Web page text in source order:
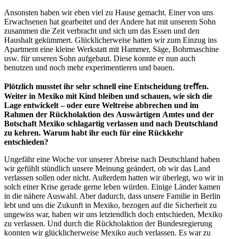
Ansonsten haben wir eben viel zu Hause gemacht. Einer von uns
Erwachsenen hat gearbeitet und der Andere hat mit unserem Sohn
zusammen die Zeit verbracht und sich um das Essen und den
Haushalt gekümmert. Glücklicherweise hatten wir zum Einzug ins
Apartment eine kleine Werkstatt mit Hammer, Säge, Bohrmaschine
usw. für unseren Sohn aufgebaut. Diese konnte er nun auch
benutzen und noch mehr experimentieren und bauen.
Plötzlich musstet ihr sehr schnell eine Entscheidung treﬀen.
Weiter in Mexiko mit Kind bleiben und schauen, wie sich die
Lage entwickelt – oder eure Weltreise abbrechen und im
Rahmen der Rückholaktion des Auswärtigen Amtes und der
Botschaft Mexiko schlagartig verlassen und nach Deutschland
zu kehren. Warum habt ihr euch für eine Rückkehr
entschieden?
Ungefähr eine Woche vor unserer Abreise nach Deutschland haben
wir gefühlt stündlich unsere Meinung geändert, ob wir das Land
verlassen sollen oder nicht. Außerdem hatten wir überlegt, wo wir in
solch einer Krise gerade gerne leben würden. Einige Länder kamen
in die nähere Auswahl. Aber dadurch, dass unsere Familie in Berlin
lebt und uns die Zukunft in Mexiko, bezogen auf die Sicherheit zu
ungewiss war, haben wir uns letztendlich doch entschieden, Mexiko
zu verlassen. Und durch die Rückholaktion der Bundesregierung
konnten wir glücklicherweise Mexiko auch verlassen. Es war zu